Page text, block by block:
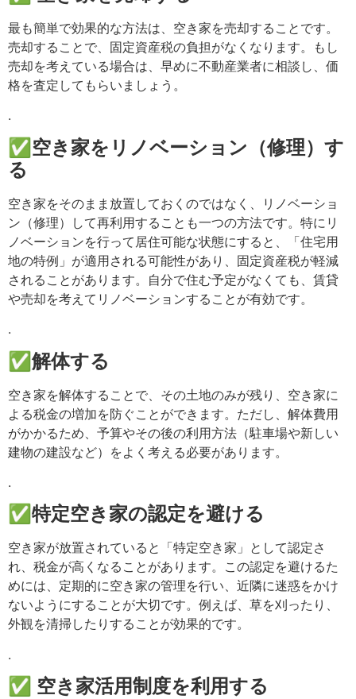
最も簡単で効果的な方法は、空き家を売却することです。
売却することで、固定資産税の負担がなくなります。もし
売却を考えている場合は、早めに不動産業者に相談し、価
格を査定してもらいましょう。
.
✅空き家をリノベーション（修理）す
る
空き家をそのまま放置しておくのではなく、リノベーショ
ン（修理）して再利用することも一つの方法です。特にリ
ノベーションを行って居住可能な状態にすると、「住宅用
地の特例」が適用される可能性があり、固定資産税が軽減
されることがあります。自分で住む予定がなくても、賃貸
や売却を考えてリノベーションすることが有効です。
.
✅解体する
空き家を解体することで、その土地のみが残り、空き家に
よる税金の増加を防ぐことができます。ただし、解体費用
がかかるため、予算やその後の利用方法（駐車場や新しい
建物の建設など）をよく考える必要があります。
.
✅特定空き家の認定を避ける
空き家が放置されていると「特定空き家」として認定さ
れ、税金が高くなることがあります。この認定を避けるた
めには、定期的に空き家の管理を行い、近隣に迷惑をかけ
ないようにすることが大切です。例えば、草を刈ったり、
外観を清掃したりすることが効果的です。
.
✅ 空き家活用制度を利用する